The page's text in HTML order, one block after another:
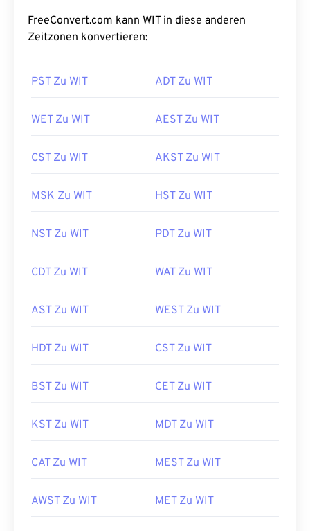
FreeConvert.com kann WIT in diese anderen
Zeitzonen konvertieren:
PST Zu WIT ADT Zu WIT
WET Zu WIT AEST Zu WIT
CST Zu WIT AKST Zu WIT
MSK Zu WIT HST Zu WIT
NST Zu WIT PDT Zu WIT
CDT Zu WIT WAT Zu WIT
AST Zu WIT WEST Zu WIT
HDT Zu WIT CST Zu WIT
BST Zu WIT CET Zu WIT
KST Zu WIT MDT Zu WIT
CAT Zu WIT MEST Zu WIT
AWST Zu WIT MET Zu WIT